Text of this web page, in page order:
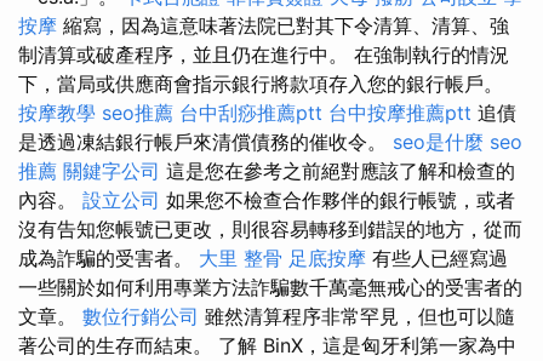
按摩 縮寫，因為這意味著法院已對其下令清算、清算、強
制清算或破產程序，並且仍在進行中。 在強制執行的情況
下，當局或供應商會指示銀行將款項存入您的銀行帳戶。
按摩教學 seo推薦 台中刮痧推薦ptt 台中按摩推薦ptt 追債
是透過凍結銀行帳戶來清償債務的催收令。 seo是什麼 seo
推薦 關鍵字公司 這是您在參考之前絕對應該了解和檢查的
內容。 設立公司 如果您不檢查合作夥伴的銀行帳號，或者
沒有告知您帳號已更改，則很容易轉移到錯誤的地方，從而
成為詐騙的受害者。 大里 整骨 足底按摩 有些人已經寫過
一些關於如何利用專業方法詐騙數千萬毫無戒心的受害者的
文章。 數位行銷公司 雖然清算程序非常罕見，但也可以隨
著公司的生存而結束。 了解 BinX，這是匈牙利第一家為中